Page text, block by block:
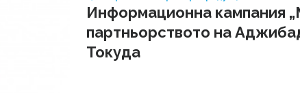
Информационна кампания
партньорството на
Токуда